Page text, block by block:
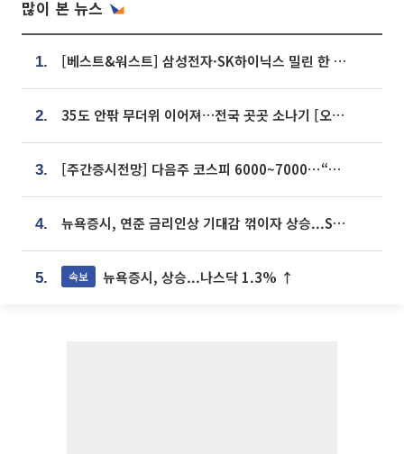
많이 본 뉴스
1. [베스트&워스트] 삼성전자·SK하이닉스 밀린 한 주…상상인증권은 85% 급등
2. 35도 안팎 무더위 이어져…전국 곳곳 소나기 [오늘 날씨]
3. [주간증시전망] 다음주 코스피 6000~7000⋯“外人 수급은 정책이 변수”
4. 뉴욕증시, 연준 금리인상 기대감 꺾이자 상승...S&P500 사상 최고치 [종합]
5. 속보 뉴욕증시, 상승...나스닥 1.3% ↑